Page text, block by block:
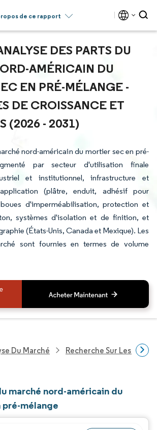
de ce rapport
DES PARTS DU
AMÉRICAIN DU
EN PRÉ-MÉLANGE -
DE CROISSANCE ET
(2026 - 2031)
nord-américain du mortier sec en pré-
par secteur d'utilisation finale
et institutionnel, infrastructure et
(plâtre, enduit, adhésif pour
d'imperméabilisation, protection et
systèmes d'isolation et de finition, et
(États-Unis, Canada et Mexique). Les
sont fournies en termes de volume
Du Marché Recherche Sur Les
marché nord-américain du
mélange